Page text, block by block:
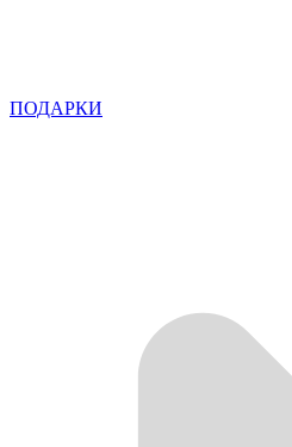
ПОДАРКИ